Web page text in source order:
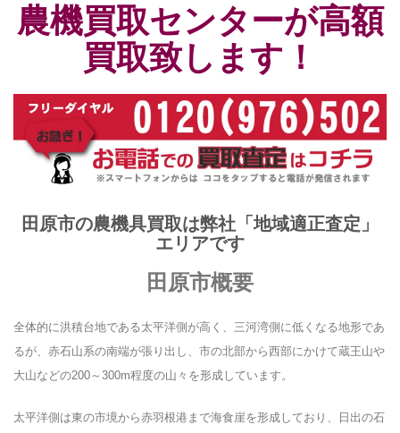
農機買取センターが高額
買取致します！
田原市の農機具買取は弊社「地域適正査定」
エリアです
田原市概要
全体的に洪積台地である太平洋側が高く、三河湾側に低くなる地形であ
るが、赤石山系の南端が張り出し、市の北部から西部にかけて蔵王山や
大山などの200～300m程度の山々を形成しています。
太平洋側は東の市境から赤羽根港まで海食崖を形成しており、日出の石